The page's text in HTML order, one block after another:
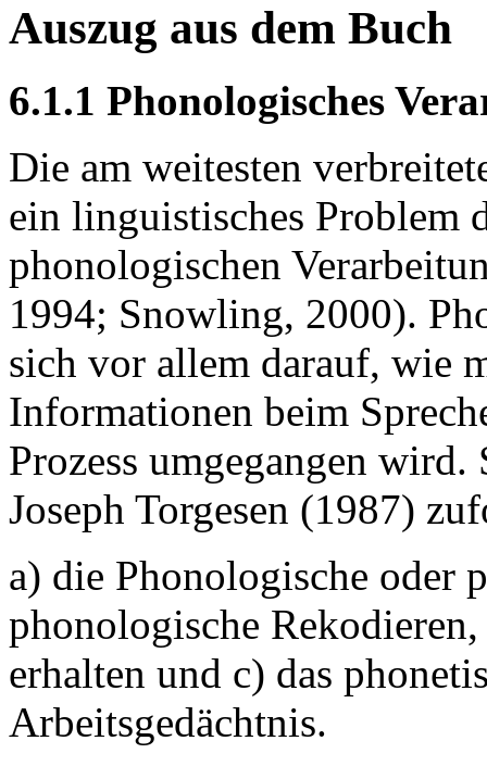
Auszug aus dem Buch
6.1.1 Phonologisches
Die am weitesten
ein linguistisches Problem
phonologischen
1994; Snowling, 2000).
sich vor allem darauf, wie
Informationen beim
Prozess umgegangen
Joseph Torgesen (1987)
a) die Phonologische oder
phonologische
erhalten und c) das
Arbeitsgedächtnis.